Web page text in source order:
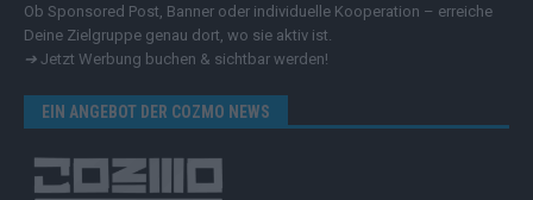
Ob Sponsored Post, Banner oder individuelle Kooperation – erreiche
Deine Zielgruppe genau dort, wo sie aktiv ist.
➔ Jetzt Werbung buchen & sichtbar werden!
EIN ANGEBOT DER COZMO NEWS